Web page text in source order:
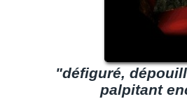
"défiguré,
palpitant